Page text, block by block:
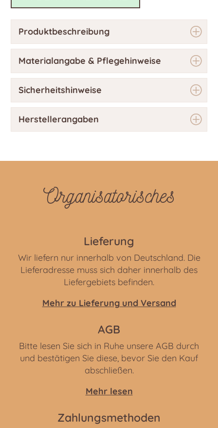
Produktbeschreibung
Materialangabe & Pflegehinweise
Sicherheitshinweise
Herstellerangaben
Organisatorisches
Lieferung
Wir liefern nur innerhalb von Deutschland. Die
Lieferadresse muss sich daher innerhalb des
Liefergebiets befinden.
Mehr zu Lieferung und Versand
AGB
Bitte lesen Sie sich in Ruhe unsere AGB durch
und bestätigen Sie diese, bevor Sie den Kauf
abschließen.
Mehr lesen
Zahlungsmethoden